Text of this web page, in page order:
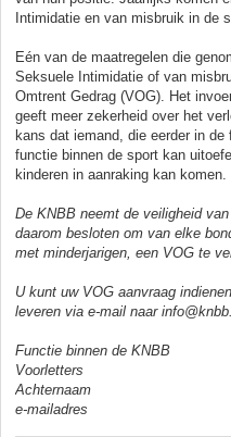
Intimidatie en van misbruik in de
Eén van de maatregelen die
Seksuele Intimidatie of van
Omtrent Gedrag (VOG). Het
geeft meer zekerheid over het
kans dat iemand, die eerder in
functie binnen de sport kan
kinderen in aanraking kan komen.
De KNBB neemt de veiligheid
daarom besloten om van elke
met minderjarigen, een VOG te
U kunt uw VOG aanvraag
leveren via e-mail naar
Functie binnen de KNBB
Voorletters
Achternaam
e-mailadres